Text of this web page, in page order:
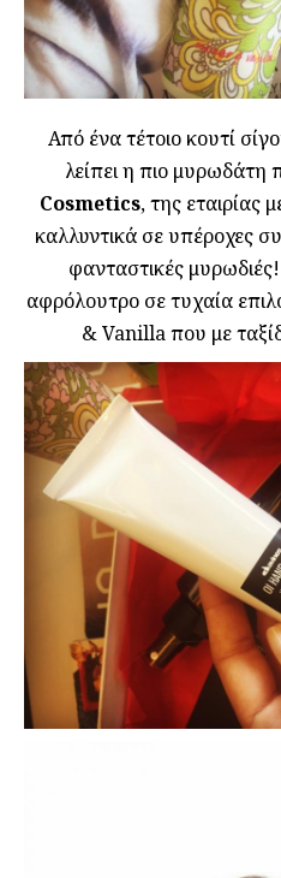
Από ένα τέτοιο κουτί
λείπει η πιο μυρωδάτη
Cosmetics, της εταιρίας
καλλυντικά σε υπέροχες
φανταστικές
αφρόλουτρο σε τυχαία
& Vanilla που με